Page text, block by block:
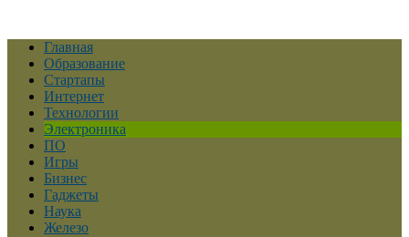
Главная
Образование
Стартапы
Интернет
Технологии
Электроника
ПО
Игры
Бизнес
Гаджеты
Наука
Железо